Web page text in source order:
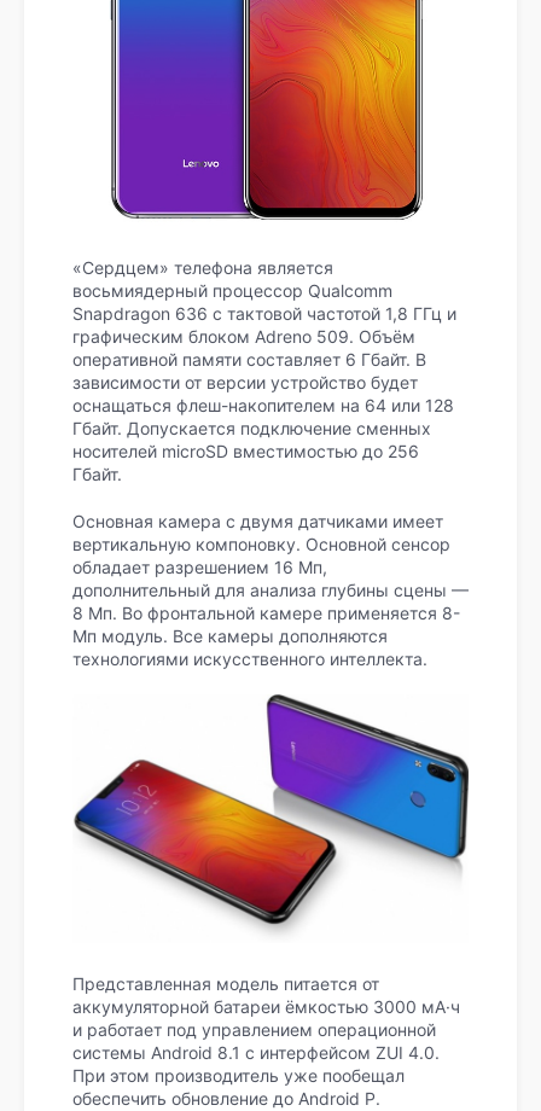
«Сердцем» телефона является
восьмиядерный процессор Qualcomm
Snapdragon 636 с тактовой частотой 1,8 ГГц и
графическим блоком Adreno 509. Объём
оперативной памяти составляет 6 Гбайт. В
зависимости от версии устройство будет
оснащаться флеш-накопителем на 64 или 128
Гбайт. Допускается подключение сменных
носителей microSD вместимостью до 256
Гбайт.
Основная камера с двумя датчиками имеет
вертикальную компоновку. Основной сенсор
обладает разрешением 16 Мп,
дополнительный для анализа глубины сцены —
8 Мп. Во фронтальной камере применяется 8-
Мп модуль. Все камеры дополняются
технологиями искусственного интеллекта.
Представленная модель питается от
аккумуляторной батареи ёмкостью 3000 мА·ч
и работает под управлением операционной
системы Android 8.1 с интерфейсом ZUI 4.0.
При этом производитель уже пообещал
обеспечить обновление до Android P.